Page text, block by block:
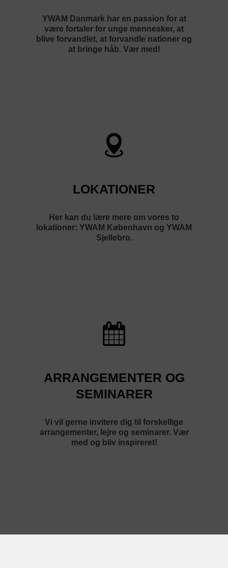
YWAM Danmark har en passion for at
være fortaler for unge mennesker, at
blive forvandlet, at forvandle nationer og
at bringe håb. Vær med!
LOKATIONER
Her kan du lære mere om vores to
lokationer: YWAM København og YWAM
Sjellebro.
ARRANGEMENTER OG
SEMINARER
Vi vil gerne invitere dig til forskellige
arrangementer, lejre og seminarer. Vær
med og bliv inspireret!